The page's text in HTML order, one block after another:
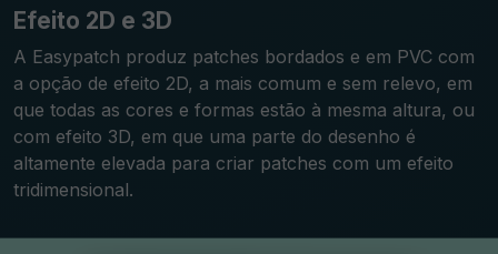
Efeito 2D e 3D
A Easypatch produz patches bordados e em PVC com
a opção de efeito 2D, a mais comum e sem relevo, em
que todas as cores e formas estão à mesma altura, ou
com efeito 3D, em que uma parte do desenho é
altamente elevada para criar patches com um efeito
tridimensional.